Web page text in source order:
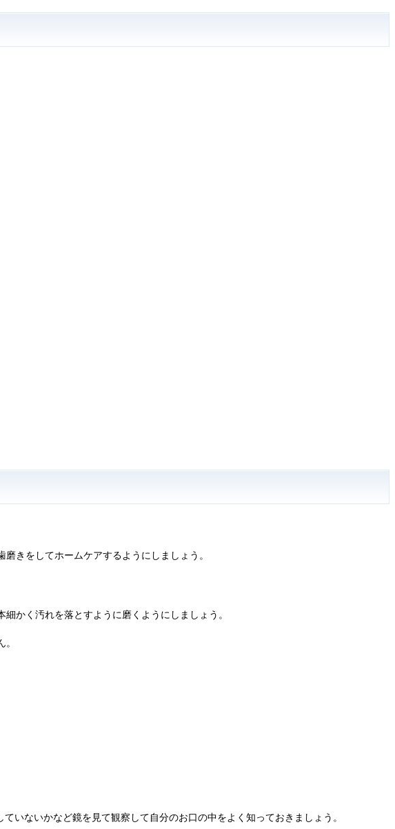
きをしてホームケアするようにしましょう。
かく汚れを落とすように磨くようにしましょう。
ていないかなど鏡を見て観察して自分のお口の中をよく知っておきましょう。